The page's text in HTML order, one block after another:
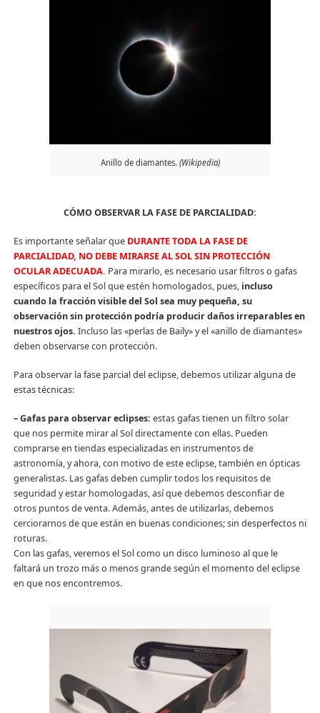
Anillo de diamantes. (Wikipedia)
CÓMO OBSERVAR LA FASE DE PARCIALIDAD:
Es importante señalar que DURANTE TODA LA FASE DE
PARCIALIDAD, NO DEBE MIRARSE AL SOL SIN PROTECCIÓN
OCULAR ADECUADA. Para mirarlo, es necesario usar filtros o gafas
específicos para el Sol que estén homologados, pues, incluso
cuando la fracción visible del Sol sea muy pequeña, su
observación sin protección podría producir daños irreparables en
nuestros ojos. Incluso las «perlas de Baily» y el «anillo de diamantes»
deben observarse con protección.
Para observar la fase parcial del eclipse, debemos utilizar alguna de
estas técnicas:
– Gafas para observar eclipses: estas gafas tienen un filtro solar
que nos permite mirar al Sol directamente con ellas. Pueden
comprarse en tiendas especializadas en instrumentos de
astronomía, y ahora, con motivo de este eclipse, también en ópticas
generalistas. Las gafas deben cumplir todos los requisitos de
seguridad y estar homologadas, así que debemos desconfiar de
otros puntos de venta. Además, antes de utilizarlas, debemos
cerciorarnos de que están en buenas condiciones; sin desperfectos ni
roturas.
Con las gafas, veremos el Sol como un disco luminoso al que le
faltará un trozo más o menos grande según el momento del eclipse
en que nos encontremos.